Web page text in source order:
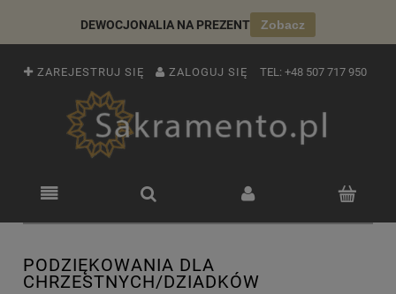
DEWOCJONALIA NA PREZENT Zobacz
ZAREJESTRUJ SIĘ ZALOGUJ SIĘ TEL: +48 507 717 950
PODZIĘKOWANIA DLA
CHRZESTNYCH/DZIADKÓW